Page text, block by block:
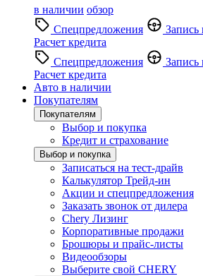
в наличии обзор
Спецпредложения
Запись
Расчет кредита
Спецпредложения
Запись
Расчет кредита
Авто в наличии
Покупателям
Покупателям
Выбор и покупка
Кредит и страхование
Выбор и покупка
Записаться на тест-драйв
Калькулятор Трейд-ин
Акции и спецпредложения
Заказать звонок от дилера
Chery Лизинг
Корпоративные продажи
Брошюры и прайс-листы
Видеообзоры
Выберите свой CHERY